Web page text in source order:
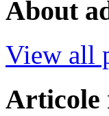
About
View all
Articole